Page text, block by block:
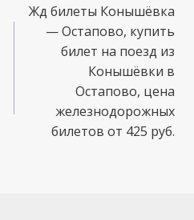
Жд билеты Конышёвка
— Остапово, купить
билет на поезд из
Конышёвки в
Остапово, цена
железнодорожных
билетов от 425 руб.